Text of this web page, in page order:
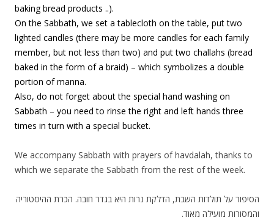
baking bread products ..).
On the Sabbath, we set a tablecloth on the table, put two
lighted candles (there may be more candles for each family
member, but not less than two) and put two challahs (bread
baked in the form of a braid) – which symbolizes a double
portion of manna.
Also, do not forget about the special hand washing on
Sabbath – you need to rinse the right and left hands three
times in turn with a special bucket.
We accompany Sabbath with prayers of havdalah, thanks to
which we separate the Sabbath from the rest of the week.
הסיפור על תולדות השבת, הדלקת נרות היא בגדר חובה. הכרת ההיסטוריה
והמסורות מועילה מאוד.